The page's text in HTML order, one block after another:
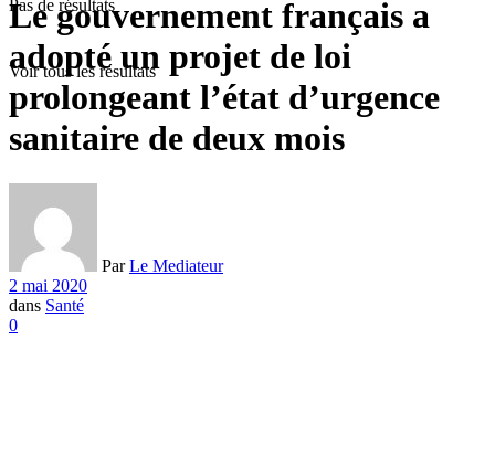
Pas de résultats
Voir tous les résultats
Le gouvernement français a
adopté un projet de loi
prolongeant l’état d’urgence
sanitaire de deux mois
Par Le Mediateur
2 mai 2020
dans Santé
0